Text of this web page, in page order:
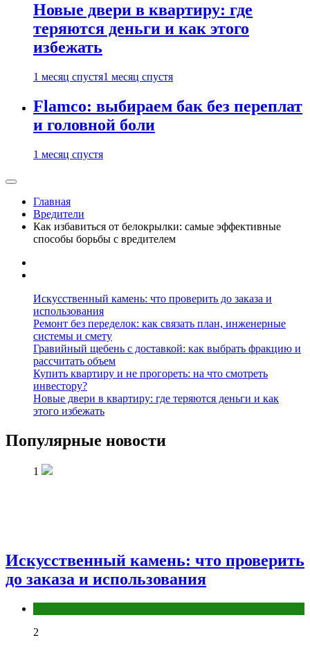
Новые двери в квартиру: где
теряются деньги и как этого
избежать
1 месяц спустя1 месяц спустя
Flamco: выбираем бак без переплат
и головной боли
1 месяц спустя
Главная
Вредители
Как избавиться от белокрылки: самые эффективные
способы борьбы с вредителем
Искусственный камень: что проверить до заказа и
использования
Ремонт без переделок: как связать план, инженерные
системы и смету
Гравийный щебень с доставкой: как выбрать фракцию и
рассчитать объем
Купить квартиру и не прогореть: на что смотреть
инвестору?
Новые двери в квартиру: где теряются деньги и как
этого избежать
Популярные новости
1
Искусственный камень: что проверить
до заказа и использования
2